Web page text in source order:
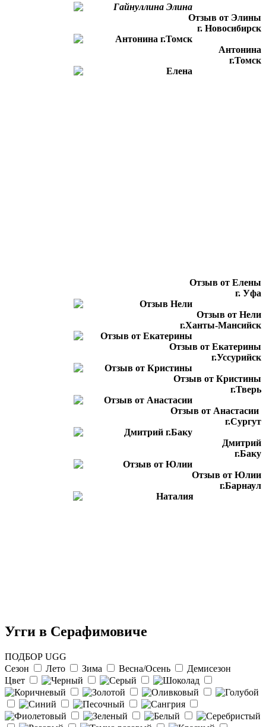
Отзыв от Элины
г. Новосибирск
Антонина
г.Томск
Отзыв от Елены
г. Уфа
Отзыв от Нели
г.Ханты-Мансийск
Отзыв от Екатерины
г.Уссурийск
Отзыв от Кристины
г.Тверь
Отзыв от Анастасии
г.Сургут
Дмитрий
г.Баку
Отзыв от Юлии
г.Барнаул
Отзыв от Натальи
г.Красноярск
Угги в Серафимовиче
ПОДБОР UGG
Сезон
Лето Зима Весна/Осень
Демисезон
Цвет